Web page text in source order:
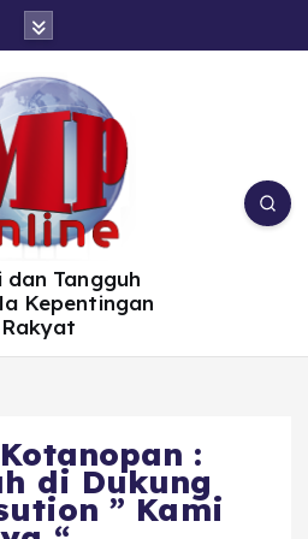
dan Tangguh
Kepentingan
Rakyat
:
di Dukung
” Kami